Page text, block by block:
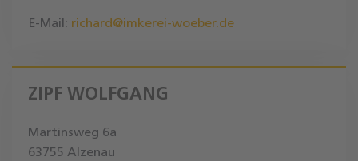
E-Mail: richard@imkerei-woeber.de
ZIPF WOLFGANG
Martinsweg 6a
63755 Alzenau